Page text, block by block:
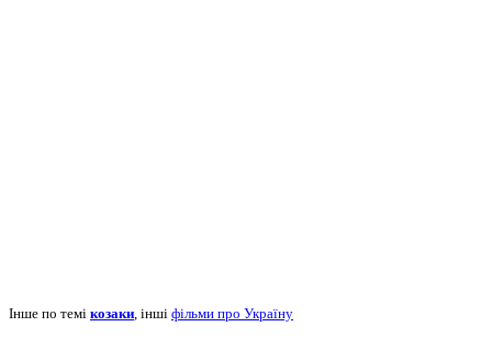
Інше по темі козаки , інші фільми про Україну